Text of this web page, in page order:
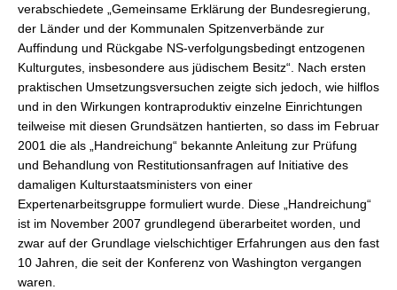
verabschiedete „Gemeinsame Erklärung der Bundesregierung,
der Länder und der Kommunalen Spitzenverbände zur
Auffindung und Rückgabe NS-verfolgungsbedingt entzogenen
Kulturgutes, insbesondere aus jüdischem Besitz“. Nach ersten
praktischen Umsetzungsversuchen zeigte sich jedoch, wie hilflos
und in den Wirkungen kontraproduktiv einzelne Einrichtungen
teilweise mit diesen Grundsätzen hantierten, so dass im Februar
2001 die als „Handreichung“ bekannte Anleitung zur Prüfung
und Behandlung von Restitutionsanfragen auf Initiative des
damaligen Kulturstaatsministers von einer
Expertenarbeitsgruppe formuliert wurde. Diese „Handreichung“
ist im November 2007 grundlegend überarbeitet worden, und
zwar auf der Grundlage vielschichtiger Erfahrungen aus den fast
10 Jahren, die seit der Konferenz von Washington vergangen
waren.